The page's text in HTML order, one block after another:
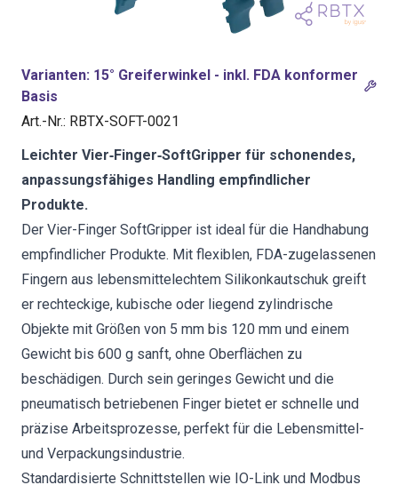
Varianten: 15° Greiferwinkel - inkl. FDA konformer
Basis
Art.-Nr.: RBTX-SOFT-0021
Leichter Vier‑Finger‑SoftGripper für schonendes,
anpassungsfähiges Handling empfindlicher
Produkte.
Der Vier-Finger SoftGripper ist ideal für die Handhabung
empfindlicher Produkte. Mit flexiblen, FDA-zugelassenen
Fingern aus lebensmittelechtem Silikonkautschuk greift
er rechteckige, kubische oder liegend zylindrische
Objekte mit Größen von 5 mm bis 120 mm und einem
Gewicht bis 600 g sanft, ohne Oberflächen zu
beschädigen. Durch sein geringes Gewicht und die
pneumatisch betriebenen Finger bietet er schnelle und
präzise Arbeitsprozesse, perfekt für die Lebensmittel-
und Verpackungsindustrie.
Standardisierte Schnittstellen wie IO-Link und Modbus